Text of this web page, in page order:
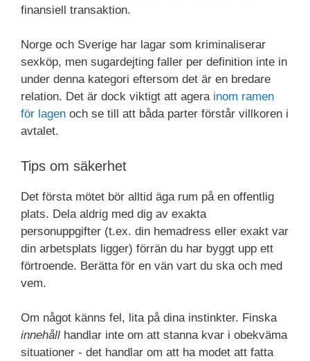
finansiell transaktion.
Norge och Sverige har lagar som kriminaliserar
sexköp, men sugardejting faller per definition inte in
under denna kategori eftersom det är en bredare
relation. Det är dock viktigt att agera inom ramen
för lagen och se till att båda parter förstår villkoren i
avtalet.
Tips om säkerhet
Det första mötet bör alltid äga rum på en offentlig
plats. Dela aldrig med dig av exakta
personuppgifter (t.ex. din hemadress eller exakt var
din arbetsplats ligger) förrän du har byggt upp ett
förtroende. Berätta för en vän vart du ska och med
vem.
Om något känns fel, lita på dina instinkter. Finska
innehåll handlar inte om att stanna kvar i obekväma
situationer - det handlar om att ha modet att fatta